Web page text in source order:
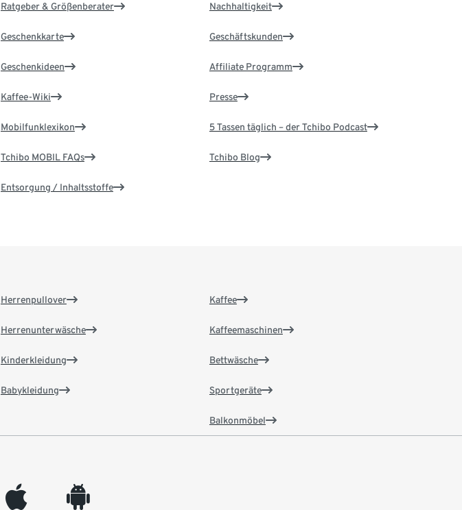
Ratgeber & Größenberater
Geschenkkarte
Geschenkideen
Kaffee-Wiki
Mobilfunklexikon
Tchibo MOBIL FAQs
Entsorgung / Inhaltsstoffe
Nachhaltigkeit
Geschäftskunden
Affiliate Programm
Presse
5 Tassen täglich – der Tchibo Podcast
Tchibo Blog
Herrenpullover
Herrenunterwäsche
Kinderkleidung
Babykleidung
Kaffee
Kaffeemaschinen
Bettwäsche
Sportgeräte
Balkonmöbel
appleinc android